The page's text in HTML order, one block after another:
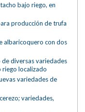
bajo riego, en
producción de trufa
albaricoquero con dos
diversas variedades
riego localizado
variedades de
variedades,